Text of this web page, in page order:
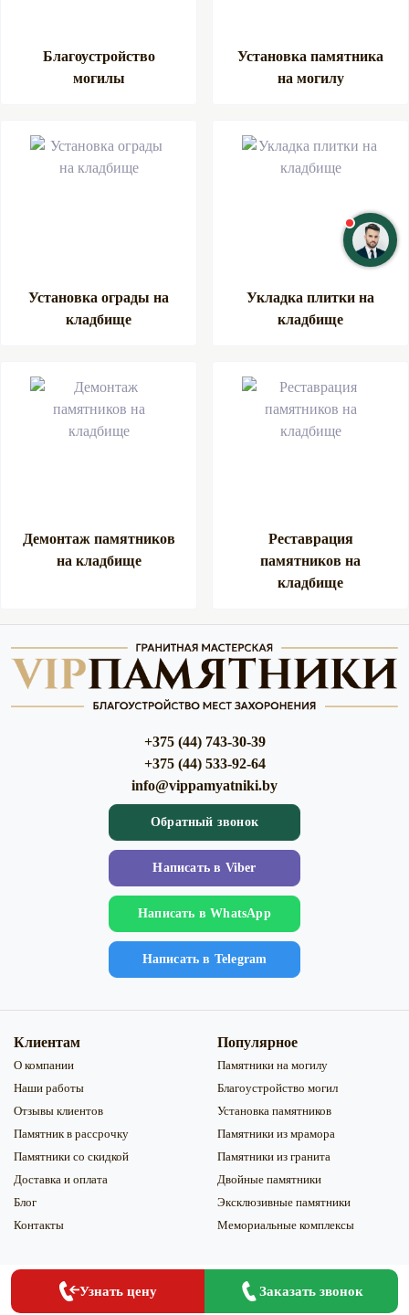
Благоустройство
могилы
Установка памятника
на могилу
Установка ограды на
кладбище
Укладка плитки на
кладбище
Демонтаж памятников
на кладбище
Реставрация
памятников на
кладбище
+375 (44) 743-30-39
+375 (44) 533-92-64
info@vippamyatniki.by
Обратный звонок
Напиcать в Viber
Напиcать в WhatsApp
Напиcать в Telegram
Клиентам
О компании
Наши работы
Отзывы клиентов
Памятник в рассрочку
Памятники со скидкой
Доставка и оплата
Блог
Контакты
Популярное
Памятники на могилу
Благоустройство могил
Установка памятников
Памятники из мрамора
Памятники из гранита
Двойные памятники
Эксклюзивные памятники
Мемориальные комплексы
Узнать цену Заказать звонок